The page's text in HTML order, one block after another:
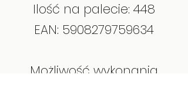
Ilość na palecie: 448
EAN: 5908279759634
Możliwość wykonania